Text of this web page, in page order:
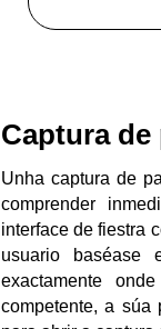
Captura
Unha captura de
comprender
interface de fiestra
usuario baséase
exactamente
competente, a súa